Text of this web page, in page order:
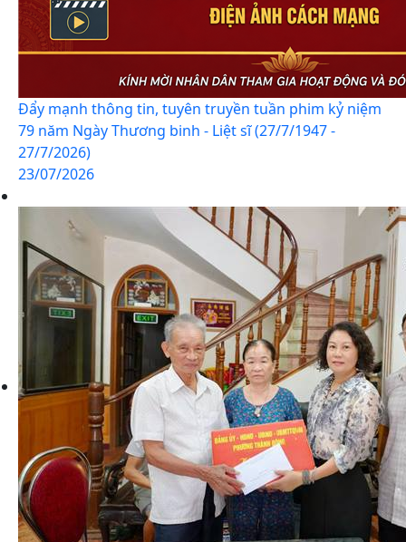
Đẩy mạnh thông tin, tuyên truyền tuần phim kỷ niệm
79 năm Ngày Thương binh - Liệt sĩ (27/7/1947 -
27/7/2026)
23/07/2026